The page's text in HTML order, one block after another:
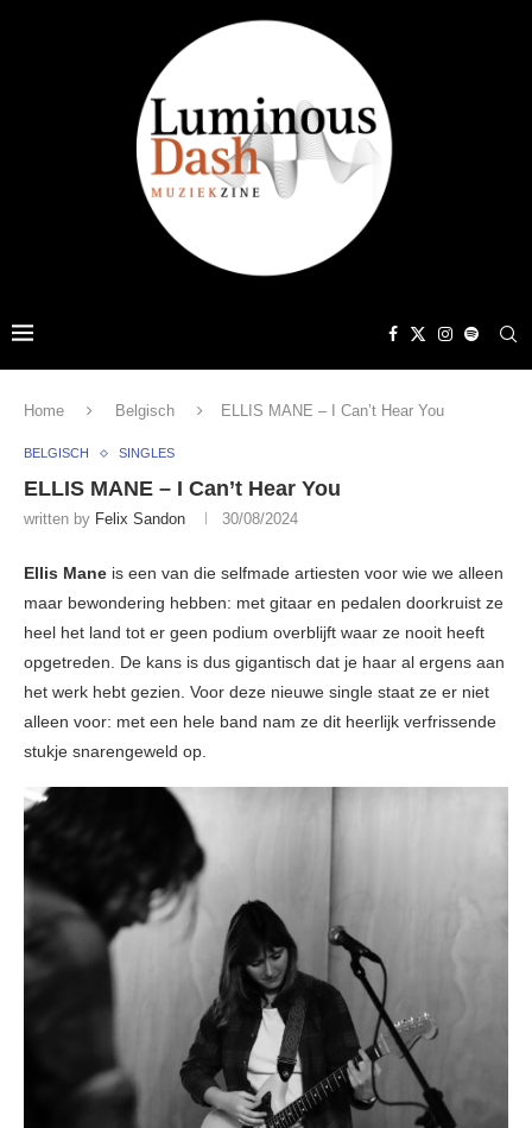
Home Belgisch ELLIS MANE – I Can’t Hear You
BELGISCH SINGLES
ELLIS MANE – I Can’t Hear You
written by Felix Sandon 30/08/2024
Ellis Mane is een van die selfmade artiesten voor wie we alleen
maar bewondering hebben: met gitaar en pedalen doorkruist ze
heel het land tot er geen podium overblijft waar ze nooit heeft
opgetreden. De kans is dus gigantisch dat je haar al ergens aan
het werk hebt gezien. Voor deze nieuwe single staat ze er niet
alleen voor: met een hele band nam ze dit heerlijk verfrissende
stukje snarengeweld op.